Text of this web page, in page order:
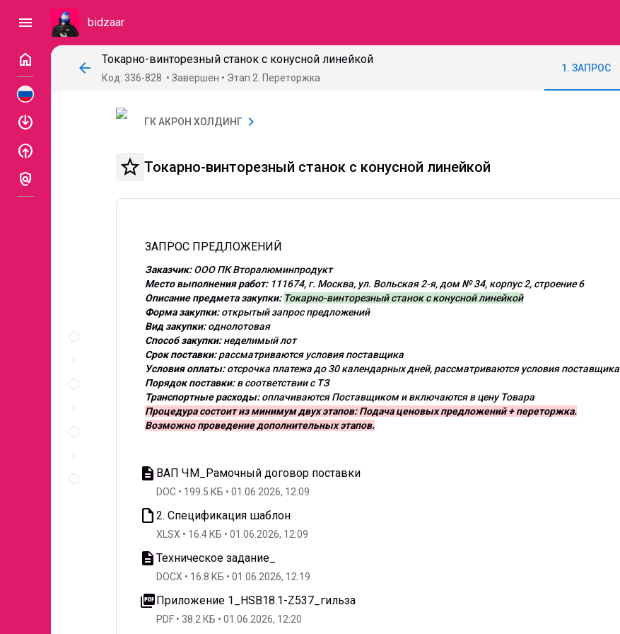
menu bidzaar
home
enable
enable
policy
arrow_back
Токарно-винторезный станок с конусной линейкой
Код: 336-828 Завершен Этап 2. Переторжка
1. ЗАПРОС
Спецификация
ГК АКРОН ХОЛДИНГ chevron_right
star_border Токарно-винторезный станок с конусной линейкой
ЗАПРОС ПРЕДЛОЖЕНИЙ
Заказчик:ООО ПК Вторалюминпродукт
Место выполнения работ: 111674, г. Москва, ул. Вольская 2-я, дом № 34, корпус 2, строение 6
Описание предмета закупки: Токарно-винторезный станок с конусной линейкой
Форма закупки: открытый запрос предложений
Вид закупки: однолотовая
Способ закупки: неделимый лот
Срок поставки:рассматриваются условия поставщика
Условия оплаты: отсрочка платежа до 30 календарных дней, рассматриваются условия поставщика
Порядок поставки: в соответствии с ТЗ
Транспортные расходы: оплачиваются Поставщиком и включаются в цену Товара
Процедура состоит из минимум двух этапов: Подача ценовых предложений + переторжка.
Возможно проведение дополнительных этапов.
description ВАП ЧМ_Рамочный договор поставки
DOC 199.5 КБ 01.06.2026, 12:09
insert_drive_file 2. Спецификация шаблон
XLSX 16.4 КБ 01.06.2026, 12:09
description Техническое задание_
DOCX 16.8 КБ 01.06.2026, 12:19
picture_as_pdfПриложение 1_HSB18.1-Z537_гильза
PDF 38.2 КБ 01.06.2026, 12:20